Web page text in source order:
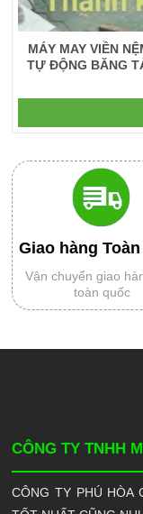
MÁY MAY VIỀN
TỰ ĐỘNG BĂNG
Giao hàng
Vận chuyển giao
toàn quốc
CÔNG TY TNHH
CÔNG TY PHÚ HÒA